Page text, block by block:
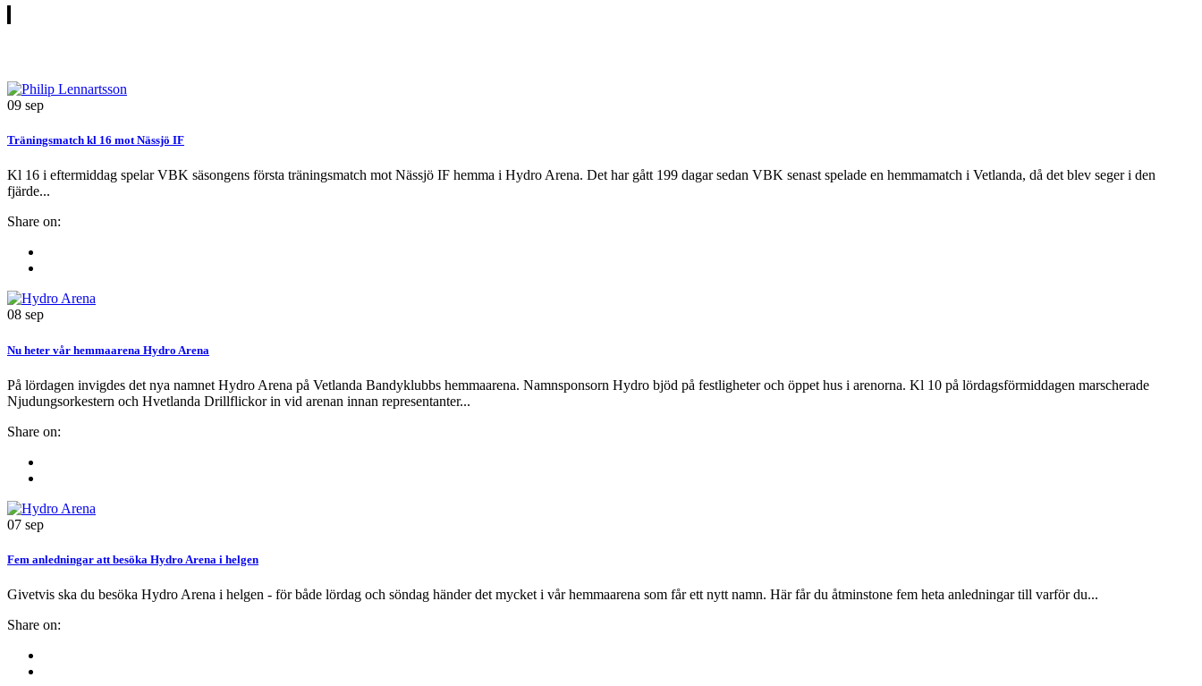
09 sep
Träningsmatch kl 16 mot Nässjö IF
Kl 16 i eftermiddag spelar VBK säsongens första träningsmatch mot Nässjö IF hemma i Hydro Arena. Det har gått 199 dagar sedan VBK senast spelade en hemmamatch i Vetlanda, då det blev seger i den
fjärde...
Share on:
08 sep
Nu heter vår hemmaarena Hydro Arena
På lördagen invigdes det nya namnet Hydro Arena på Vetlanda Bandyklubbs hemmaarena. Namnsponsorn Hydro bjöd på festligheter och öppet hus i arenorna. Kl 10 på lördagsförmiddagen marscherade
Njudungsorkestern och Hvetlanda Drillflickor in vid arenan innan representanter...
Share on:
07 sep
Fem anledningar att besöka Hydro Arena i helgen
Givetvis ska du besöka Hydro Arena i helgen - för både lördag och söndag händer det mycket i vår hemmaarena som får ett nytt namn. Här får du åtminstone fem heta anledningar till varför du...
Share on: